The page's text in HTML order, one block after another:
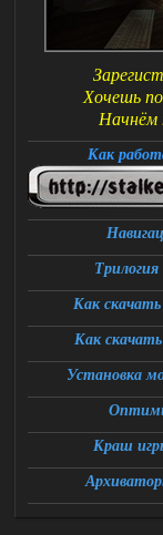
Хочешь
Начнём
Как
Как
Как
Установка
Краш